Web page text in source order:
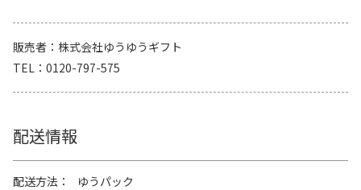
販売者
株式会社ゆうゆうギフト
TEL
0120-797-575
配送情報
配送方法
ゆうパック